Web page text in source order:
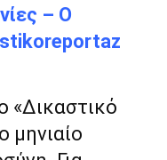
– Ο
«Δικαστικό
μηνιαίο